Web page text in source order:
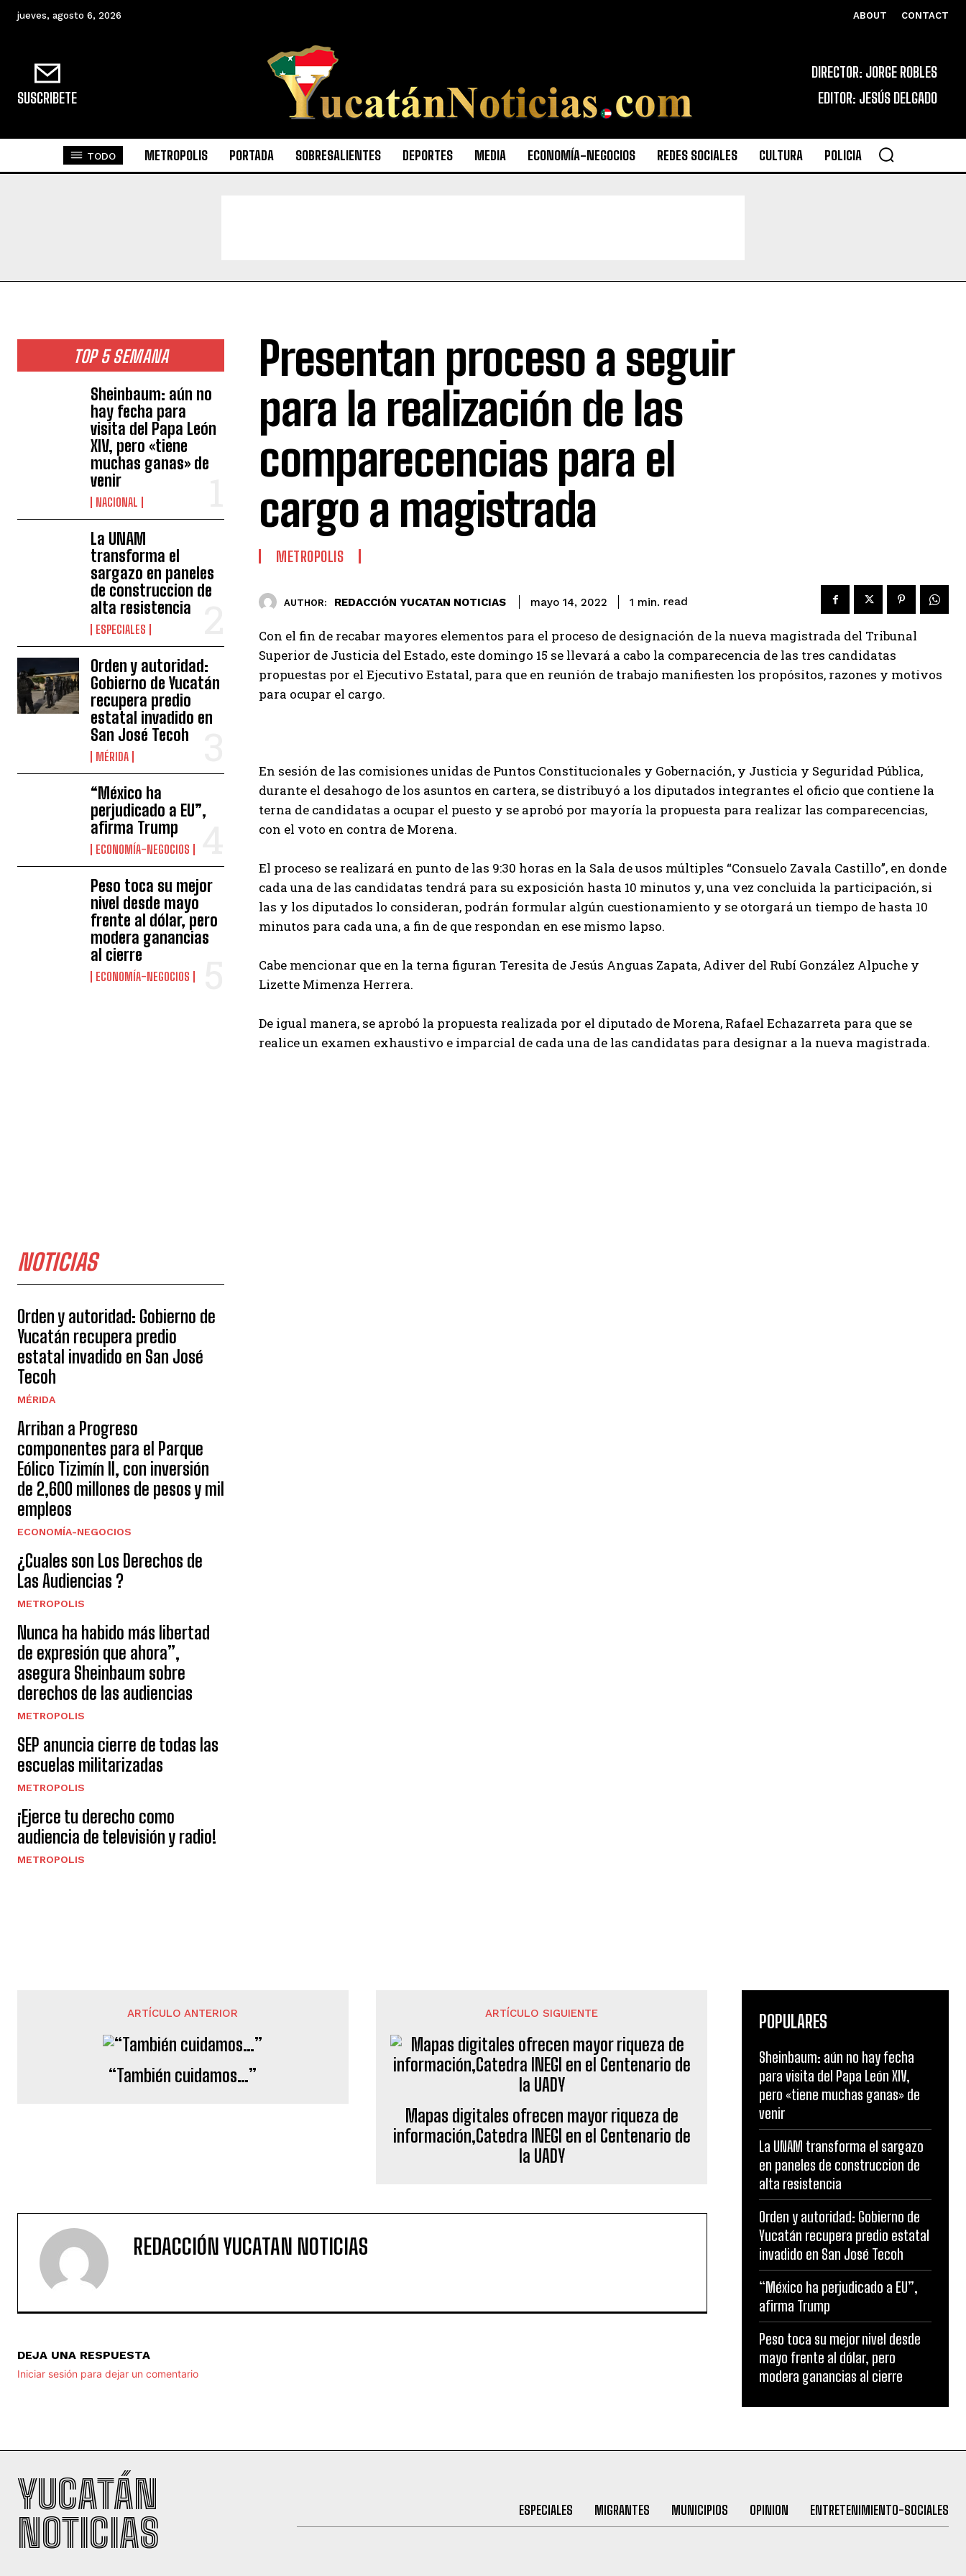
jueves, agosto 6, 2026 ABOUT CONTACT
SUSCRIBETE
DIRECTOR: JORGE ROBLES
EDITOR: JESÚS DELGADO
TODO METROPOLIS PORTADA SOBRESALIENTES DEPORTES MEDIA ECONOMÍA-NEGOCIOS REDES SOCIALES CULTURA POLICIA
TOP 5 SEMANA
Sheinbaum: aún no
hay fecha para
visita del Papa León
XIV, pero «tiene
muchas ganas» de
venir
NACIONAL
La UNAM
transforma el
sargazo en paneles
de construccion de
alta resistencia
ESPECIALES
Orden y autoridad:
Gobierno de Yucatán
recupera predio
estatal invadido en
San José Tecoh
MÉRIDA
“México ha
perjudicado a EU”,
afirma Trump
ECONOMÍA-NEGOCIOS
Peso toca su mejor
nivel desde mayo
frente al dólar, pero
modera ganancias
al cierre
ECONOMÍA-NEGOCIOS
NOTICIAS
Orden y autoridad: Gobierno de
Yucatán recupera predio
estatal invadido en San José
Tecoh
MÉRIDA
Arriban a Progreso
componentes para el Parque
Eólico Tizimín II, con inversión
de 2,600 millones de pesos y mil
empleos
ECONOMÍA-NEGOCIOS
¿Cuales son Los Derechos de
Las Audiencias ?
METROPOLIS
Nunca ha habido más libertad
de expresión que ahora”,
asegura Sheinbaum sobre
derechos de las audiencias
METROPOLIS
SEP anuncia cierre de todas las
escuelas militarizadas
METROPOLIS
¡Ejerce tu derecho como
audiencia de televisión y radio!
METROPOLIS
Presentan proceso a seguir
para la realización de las
comparecencias para el
cargo a magistrada
METROPOLIS
AUTHOR: REDACCIÓN YUCATAN NOTICIAS mayo 14, 2022 1 min. read
Con el fin de recabar mayores elementos para el proceso de designación de la nueva magistrada del Tribunal
Superior de Justicia del Estado, este domingo 15 se llevará a cabo la comparecencia de las tres candidatas
propuestas por el Ejecutivo Estatal, para que en reunión de trabajo manifiesten los propósitos, razones y motivos
para ocupar el cargo.
En sesión de las comisiones unidas de Puntos Constitucionales y Gobernación, y Justicia y Seguridad Pública,
durante el desahogo de los asuntos en cartera, se distribuyó a los diputados integrantes el oficio que contiene la
terna de candidatas a ocupar el puesto y se aprobó por mayoría la propuesta para realizar las comparecencias,
con el voto en contra de Morena.
El proceso se realizará en punto de las 9:30 horas en la Sala de usos múltiples “Consuelo Zavala Castillo”, en donde
cada una de las candidatas tendrá para su exposición hasta 10 minutos y, una vez concluida la participación, si
las y los diputados lo consideran, podrán formular algún cuestionamiento y se otorgará un tiempo de hasta 10
minutos para cada una, a fin de que respondan en ese mismo lapso.
Cabe mencionar que en la terna figuran Teresita de Jesús Anguas Zapata, Adiver del Rubí González Alpuche y
Lizette Mimenza Herrera.
De igual manera, se aprobó la propuesta realizada por el diputado de Morena, Rafael Echazarreta para que se
realice un examen exhaustivo e imparcial de cada una de las candidatas para designar a la nueva magistrada.
ARTÍCULO ANTERIOR
“También cuidamos…”
ARTÍCULO SIGUIENTE
Mapas digitales ofrecen mayor riqueza de
información,Catedra INEGI en el Centenario de
la UADY
REDACCIÓN YUCATAN NOTICIAS
DEJA UNA RESPUESTA
Iniciar sesión para dejar un comentario
POPULARES
Sheinbaum: aún no hay fecha
para visita del Papa León XIV,
pero «tiene muchas ganas» de
venir
La UNAM transforma el sargazo
en paneles de construccion de
alta resistencia
Orden y autoridad: Gobierno de
Yucatán recupera predio estatal
invadido en San José Tecoh
“México ha perjudicado a EU”,
afirma Trump
Peso toca su mejor nivel desde
mayo frente al dólar, pero
modera ganancias al cierre
YUCATÁN
NOTICIAS
ESPECIALES MIGRANTES MUNICIPIOS OPINION ENTRETENIMIENTO-SOCIALES